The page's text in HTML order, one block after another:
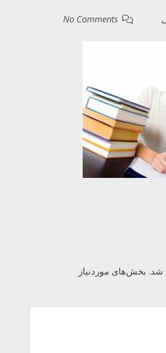
No Comments
شد. بخش‌های موردنیاز